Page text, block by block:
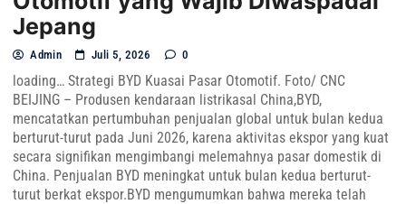
Jepang
Admin Juli 5, 2026 0
loading… Strategi BYD Kuasai Pasar Otomotif. Foto/ CNC
BEIJING – Produsen kendaraan listrikasal China,BYD,
mencatatkan pertumbuhan penjualan global untuk bulan kedua
berturut-turut pada Juni 2026, karena aktivitas ekspor yang kuat
secara signifikan mengimbangi melemahnya pasar domestik di
China. Penjualan BYD meningkat untuk bulan kedua berturut-
turut berkat ekspor.BYD mengumumkan bahwa mereka telah